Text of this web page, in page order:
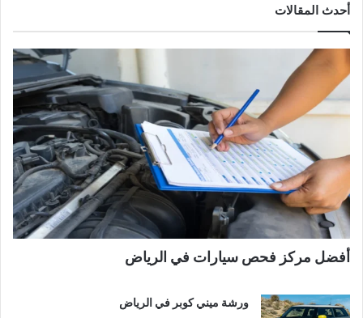
أحدث المقالات
أفضل مركز فحص سيارات في الرياض
ورشة ميني كوبر في الرياض